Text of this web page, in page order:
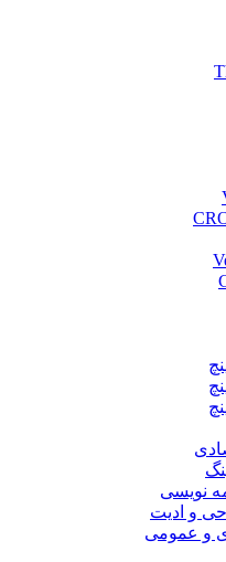
نویسی
و ادیت
و عمومی